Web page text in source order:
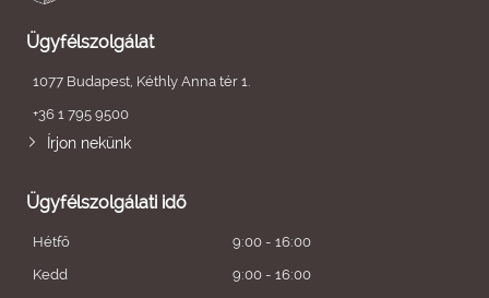
Ügyfélszolgálat
1077 Budapest, Kéthly Anna tér 1.
+36 1 795 9500
Írjon nekünk
Ügyfélszolgálati idő
Hétfő
9:00 - 16:00
Kedd
9:00 - 16:00